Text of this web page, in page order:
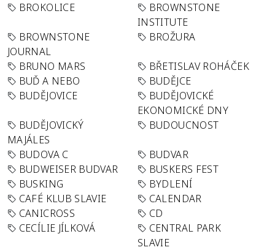
BROKOLICE
BROWNSTONE
INSTITUTE
BROWNSTONE
JOURNAL
BROŽURA
BRUNO MARS
BŘETISLAV ROHÁČEK
BUĎ A NEBO
BUDĚJCE
BUDĚJOVICE
BUDĚJOVICKÉ
EKONOMICKÉ DNY
BUDĚJOVICKÝ
MAJÁLES
BUDOUCNOST
BUDOVA C
BUDVAR
BUDWEISER BUDVAR
BUSKERS FEST
BUSKING
BYDLENÍ
CAFÉ KLUB SLAVIE
CALENDAR
CANICROSS
CD
CECÍLIE JÍLKOVÁ
CENTRAL PARK
SLAVIE